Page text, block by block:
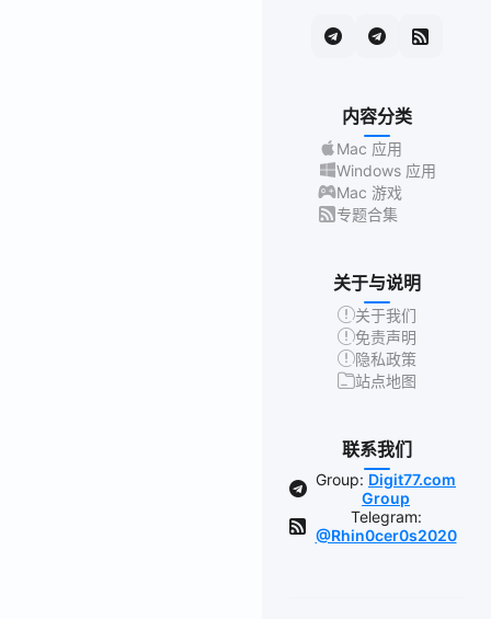
内容分类
Mac 应用
Windows 应用
Mac 游戏
专题合集
关于与说明
关于我们
免责声明
隐私政策
站点地图
联系我们
Group: Digit77.com
Group
Telegram:
@Rhin0cer0s2020